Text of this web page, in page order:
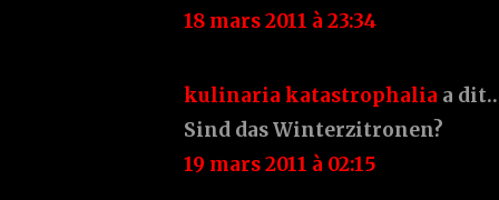
18 mars 2011 à 23:34
kulinaria katastrophalia a
Sind das Winterzitronen?
19 mars 2011 à 02:15